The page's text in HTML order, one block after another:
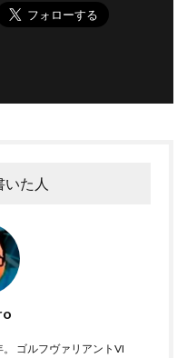
いた人
。 ゴルフヴァリアントVI